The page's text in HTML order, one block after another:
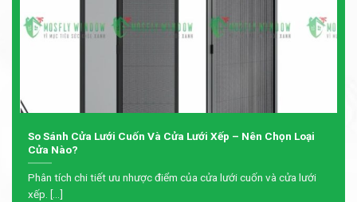
So Sánh Cửa Lưới Cuốn Và Cửa Lưới Xếp – Nên Chọn Loại
Cửa Nào?
Phân tích chi tiết ưu nhược điểm của cửa lưới cuốn và cửa lưới
xếp. [...]